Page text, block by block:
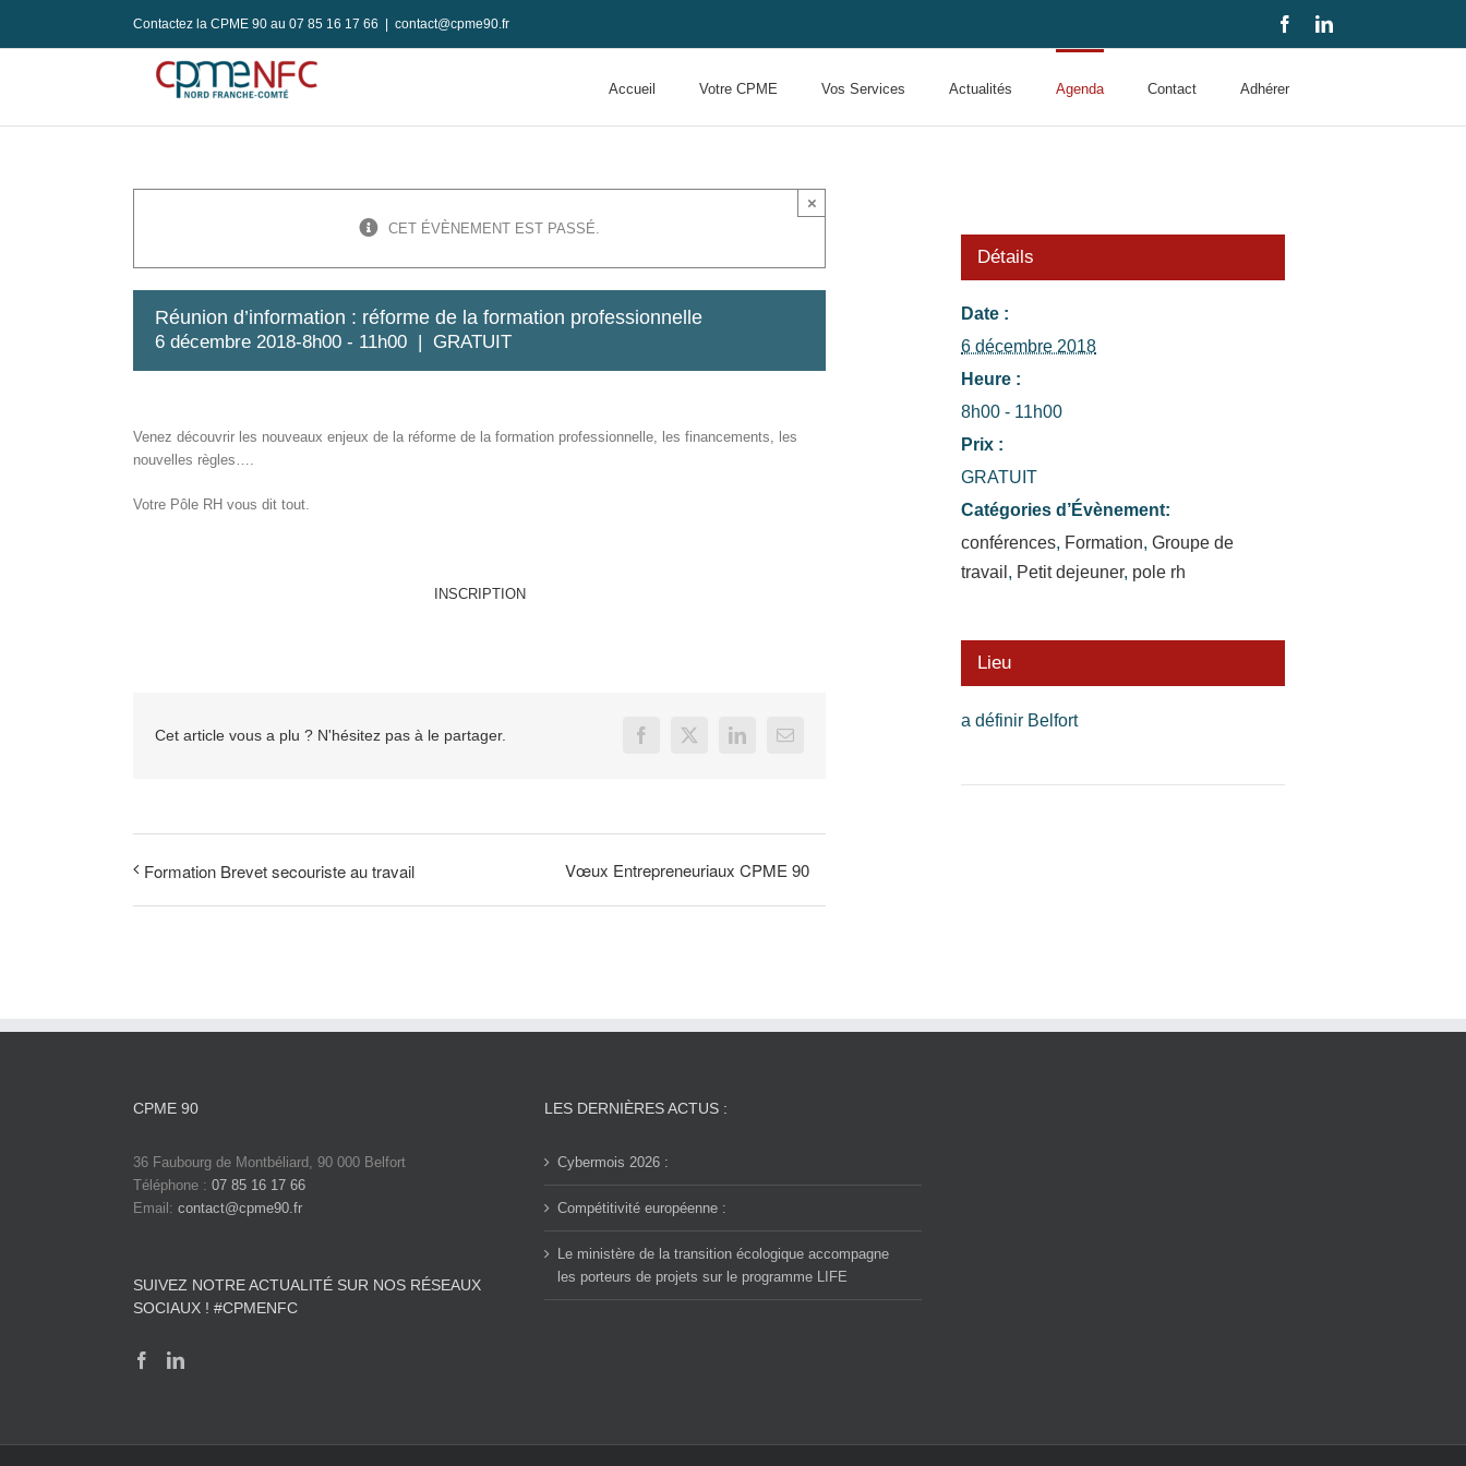
Contactez la CPME 90 au 07 85 16 17 66 contact@cpme90.fr FacebookLinkedIn
Accueil Votre CPME Vos Services Actualités Agenda Contact Adhérer
CET ÉVÈNEMENT EST PASSÉ.
×
Réunion d’information : réforme de la formation professionnelle
6 décembre 2018-8h00 - 11h00 | GRATUIT
Venez découvrir les nouveaux enjeux de la réforme de la formation professionnelle, les financements, les
nouvelles règles….
Votre Pôle RH vous dit tout.
INSCRIPTION
Cet article vous a plu ? N'hésitez pas à le partager. Facebook
X LinkedInEmail
Formation Brevet secouriste au travail Vœux Entrepreneuriaux CPME 90
Détails
Date :
6 décembre 2018
Heure :
8h00 - 11h00
Prix :
GRATUIT
Catégories d’Évènement:
conférences, Formation, Groupe de
travail , Petit dejeuner, pole rh
Lieu
a définir Belfort
CPME 90
36 Faubourg de Montbéliard, 90 000 Belfort
Téléphone : 07 85 16 17 66
Email: contact@cpme90.fr
SUIVEZ NOTRE ACTUALITÉ SUR NOS RÉSEAUX
SOCIAUX ! #CPMENFC
LES DERNIÈRES ACTUS :
Cybermois 2026 :
Compétitivité européenne :
Le ministère de la transition écologique accompagne
les porteurs de projets sur le programme LIFE